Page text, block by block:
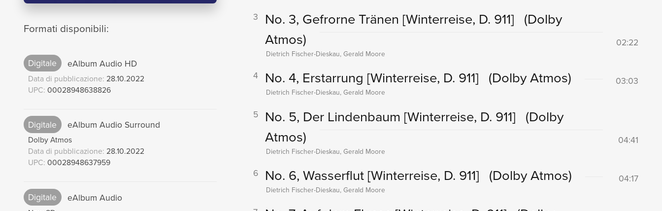
Formati disponibili:
Digitale eAlbum Audio HD
Data di pubblicazione: 28.10.2022
UPC: 00028948638826
Digitale eAlbum Audio Surround
Dolby Atmos
Data di pubblicazione: 28.10.2022
UPC: 00028948637959
Digitale eAlbum Audio
3 No. 3, Gefrorne Tränen [Winterreise, D. 911] (Dolby
Atmos)
02:22
Dietrich Fischer-Dieskau, Gerald Moore
4 No. 4, Erstarrung [Winterreise, D. 911] (Dolby Atmos) 03:03
Dietrich Fischer-Dieskau, Gerald Moore
5 No. 5, Der Lindenbaum [Winterreise, D. 911] (Dolby
Atmos)
04:41
Dietrich Fischer-Dieskau, Gerald Moore
6 No. 6, Wasserflut [Winterreise, D. 911] (Dolby Atmos) 04:17
Dietrich Fischer-Dieskau, Gerald Moore